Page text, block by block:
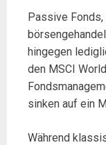
Passive
hingegen
den MSCI
sinken auf ein
Während